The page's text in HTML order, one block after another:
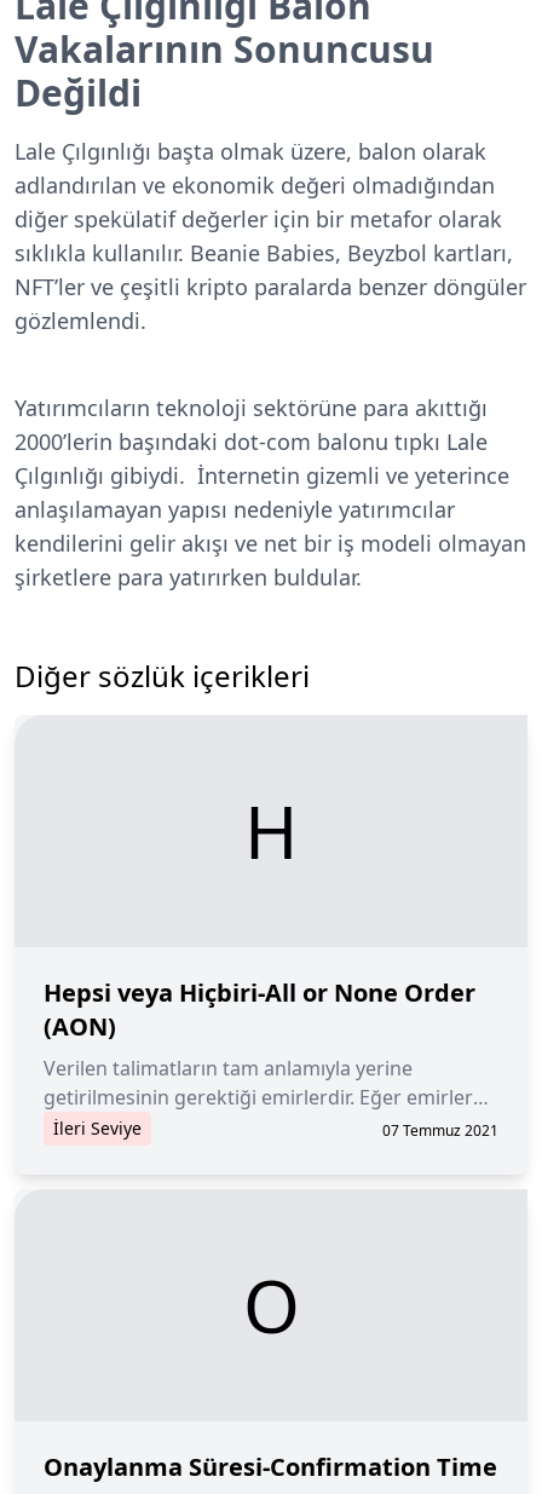
Vakalarının Sonuncusu
Değildi
Lale Çılgınlığı başta olmak üzere, balon olarak
adlandırılan ve ekonomik değeri olmadığından
diğer spekülatif değerler için bir metafor olarak
sıklıkla kullanılır. Beanie Babies, Beyzbol kartları,
NFT’ler ve çeşitli kripto paralarda benzer döngüler
gözlemlendi.
Yatırımcıların teknoloji sektörüne para akıttığı
2000’lerin başındaki dot-com balonu tıpkı Lale
Çılgınlığı gibiydi. İnternetin gizemli ve yeterince
anlaşılamayan yapısı nedeniyle yatırımcılar
kendilerini gelir akışı ve net bir iş modeli olmayan
şirketlere para yatırırken buldular.
Diğer sözlük içerikleri
H
Hepsi veya Hiçbiri-All or None Order
(AON)
Verilen talimatların tam anlamıyla yerine
getirilmesinin gerektiği emirlerdir. Eğer emirler
kısmen yerine getirilebiliyorsa alışveriş
İleri Seviye 07 Temmuz 2021
O
Onaylanma Süresi-Confirmation Time